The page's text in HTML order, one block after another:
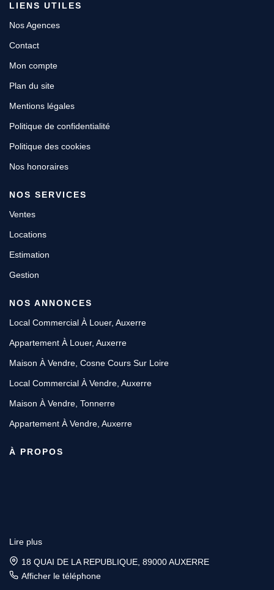
LIENS UTILES
Nos Agences
Contact
Mon compte
Plan du site
Mentions légales
Politique de confidentialité
Politique des cookies
Nos honoraires
NOS SERVICES
Ventes
Locations
Estimation
Gestion
NOS ANNONCES
Local Commercial À Louer, Auxerre
Appartement À Louer, Auxerre
Maison À Vendre, Cosne Cours Sur Loire
Local Commercial À Vendre, Auxerre
Maison À Vendre, Tonnerre
Appartement À Vendre, Auxerre
À PROPOS
Lire plus
18 QUAI DE LA REPUBLIQUE, 89000 AUXERRE
Afficher le téléphone